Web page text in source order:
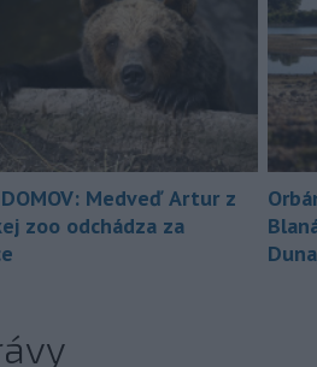
DOMOV: Medveď Artur z
zoo odchádza za